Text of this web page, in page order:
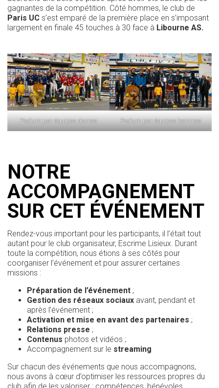
gagnantes de la compétition. Côté hommes, le club de
Paris UC s’est emparé de la première place en s’imposant
largement en finale 45 touches à 30 face à Libourne AS.
Podium par équipes dames Podium par équipes hommes
NOTRE
ACCOMPAGNEMENT
SUR CET ÉVÉNEMENT
Rendez-vous important pour les participants, il l’était tout
autant pour le club organisateur, Escrime Lisieux. Durant
toute la compétition, nous étions à ses côtés pour
coorganiser l’événement et pour assurer certaines
missions :
Préparation de l’événement ;
Gestion des réseaux sociaux avant, pendant et
après l’événement ;
Activation et mise en avant des partenaires ;
Relations presse ;
Contenus photos et vidéos ;
Accompagnement sur le streaming
Sur chacun des événements que nous accompagnons,
nous avons à cœur d’optimiser les ressources propres du